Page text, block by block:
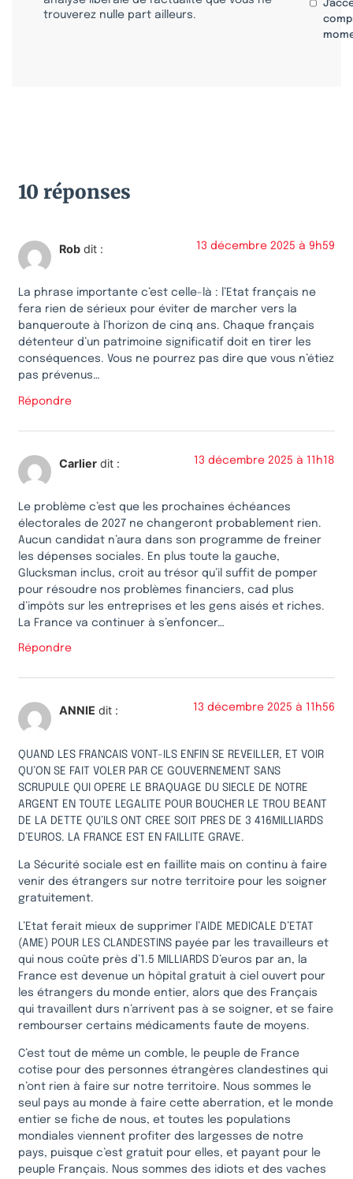
trouverez nulle part ailleurs.
10 réponses
Rob dit : 13 décembre 2025 à 9h59
La phrase importante c’est celle-là : l’Etat français ne
fera rien de sérieux pour éviter de marcher vers la
banqueroute à l’horizon de cinq ans. Chaque français
détenteur d’un patrimoine significatif doit en tirer les
conséquences. Vous ne pourrez pas dire que vous n’étiez
pas prévenus…
Répondre
Carlier dit : 13 décembre 2025 à 11h18
Le problème c’est que les prochaines échéances
électorales de 2027 ne changeront probablement rien.
Aucun candidat n’aura dans son programme de freiner
les dépenses sociales. En plus toute la gauche,
Glucksman inclus, croit au trésor qu’il suffit de pomper
pour résoudre nos problèmes financiers, cad plus
d’impôts sur les entreprises et les gens aisés et riches.
La France va continuer à s’enfoncer…
Répondre
ANNIE dit : 13 décembre 2025 à 11h56
QUAND LES FRANCAIS VONT-ILS ENFIN SE REVEILLER, ET VOIR
QU’ON SE FAIT VOLER PAR CE GOUVERNEMENT SANS
SCRUPULE QUI OPERE LE BRAQUAGE DU SIECLE DE NOTRE
ARGENT EN TOUTE LEGALITE POUR BOUCHER LE TROU BEANT
DE LA DETTE QU’ILS ONT CREE SOIT PRES DE 3 416MILLIARDS
D’EUROS. LA FRANCE EST EN FAILLITE GRAVE.
La Sécurité sociale est en faillite mais on continu à faire
venir des étrangers sur notre territoire pour les soigner
gratuitement.
L’Etat ferait mieux de supprimer l’AIDE MEDICALE D’ETAT
(AME) POUR LES CLANDESTINS payée par les travailleurs et
qui nous coûte près d’1.5 MILLIARDS D’euros par an, la
France est devenue un hôpital gratuit à ciel ouvert pour
les étrangers du monde entier, alors que des Français
qui travaillent durs n’arrivent pas à se soigner, et se faire
rembourser certains médicaments faute de moyens.
C’est tout de même un comble, le peuple de France
cotise pour des personnes étrangères clandestines qui
n’ont rien à faire sur notre territoire. Nous sommes le
seul pays au monde à faire cette aberration, et le monde
entier se fiche de nous, et toutes les populations
mondiales viennent profiter des largesses de notre
pays, puisque c’est gratuit pour elles, et payant pour le
peuple Français. Nous sommes des idiots et des vaches